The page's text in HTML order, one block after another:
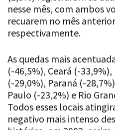
nesse mês, com ambos
recuarem no mês
respectivamente.
As quedas mais
(-46,5%), Ceará (-
(-29,0%), Paraná (-
Paulo (-23,2%) e Rio
Todos esses locais
negativo mais intenso